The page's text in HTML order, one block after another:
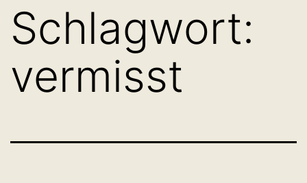
Schlagwort:
vermisst